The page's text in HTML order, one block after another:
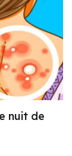
nuit de